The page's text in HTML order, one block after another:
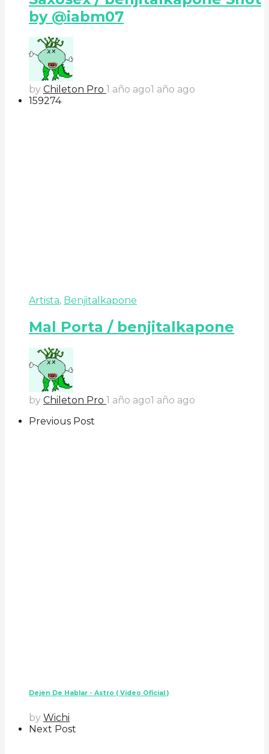
by @iabm07
by Chileton Pro 1 año ago1 año ago
159274
Artista, Benjitalkapone
Mal Porta / benjitalkapone
by Chileton Pro 1 año ago1 año ago
Previous Post
Dejen De Hablar - Astro ( Video Oficial )
by Wichi
Next Post